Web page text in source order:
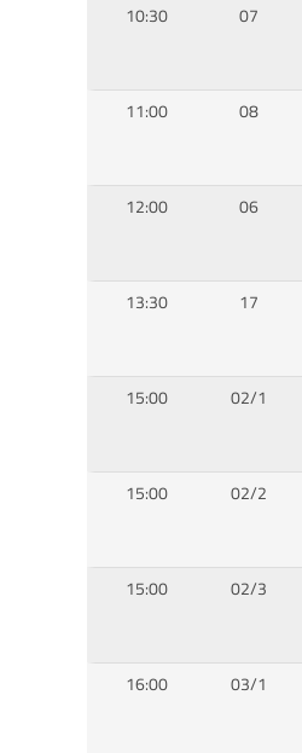
10:30 07
11:00 08
12:00 06
13:30 17
15:00 02/1
15:00 02/2
15:00 02/3
16:00 03/1